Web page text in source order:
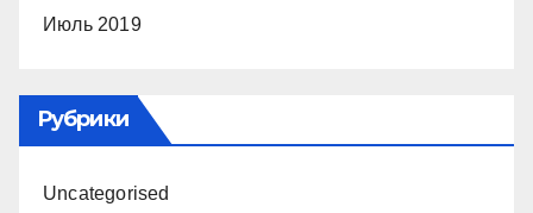
Июль 2019
Рубрики
Uncategorised